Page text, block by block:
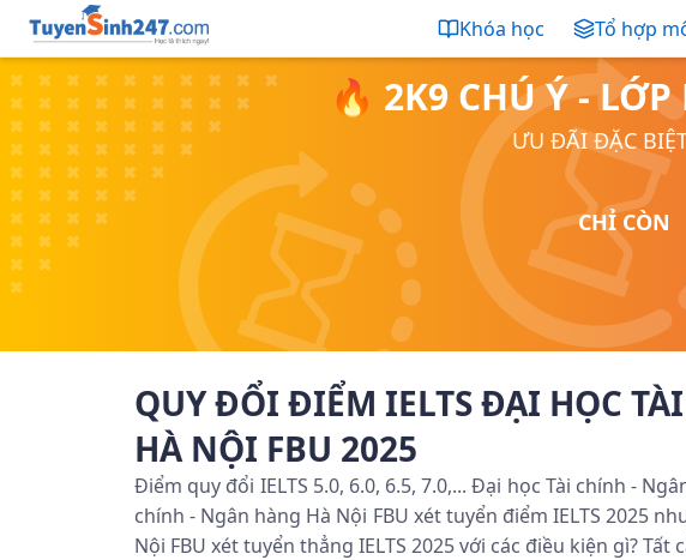
Khóa học Tổ hợp
🔥 2K9 CHÚ Ý -
ƯU ĐÃI ĐẶC
CHỈ CÒN
QUY ĐỔI ĐIỂM IELTS ĐẠI HỌC
HÀ NỘI FBU 2025
Điểm quy đổi IELTS 5.0, 6.0, 6.5, 7.0,... Đại học Tài chính -
chính - Ngân hàng Hà Nội FBU xét tuyển điểm IELTS 2025
Nội FBU xét tuyển thẳng IELTS 2025 với các điều kiện gì?